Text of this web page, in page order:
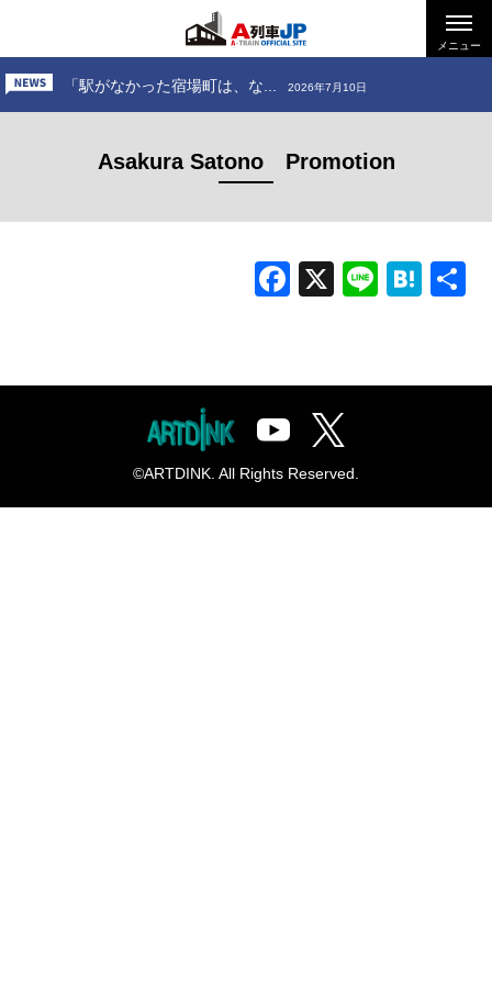
メニュー
「お出かけ、小田急電鉄 ～...
「お出かけ、道南いさりび鉄... 2026年7月24日
「駅がなかった宿場町は、な... 2026年7月10日
「お出かけ、道南いさりび鉄... 2026年7月24日
Asakura Satono Promotion
Facebook
X Line
©ARTDINK. All Rights Reserved.